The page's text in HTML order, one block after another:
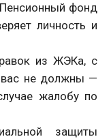
фонд
личность и
из ЖЭКа, с
вас не должны —
жалобу по
защиты